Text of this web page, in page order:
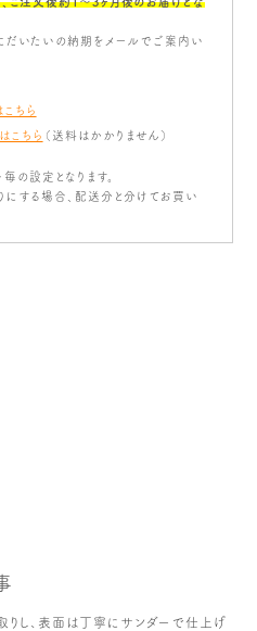
いたいの納期をメールでご案内い
ちら
こちら （送料はかかりません）
の設定となります。
する場合、配送分と分けてお買い
し、表面は丁寧にサンダーで仕上げ